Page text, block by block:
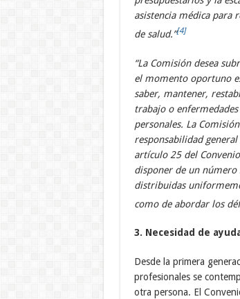
asistencia médica para
de salud.”[4]
“La Comisión desea
el momento oportuno
saber, mantener,
trabajo o
personales. La
responsabilidad
artículo 25 del
disponer de un número
distribuidas
como de abordar los
3. Necesidad de
Desde la primera
profesionales se
otra persona. El